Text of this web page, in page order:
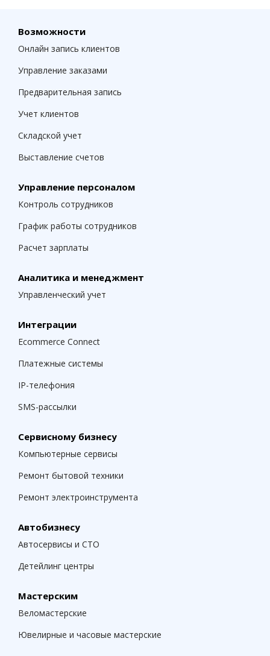
с момента его регистрации по реферальной ссылке.
App после регистрации.
Возможности
Онлайн запись клиентов
Управление заказами
Предварительная запись
Учет клиентов
Складской учет
Выставление счетов
Управление персоналом
Контроль сотрудников
График работы сотрудников
Расчет зарплаты
Аналитика и менеджмент
Управленческий учет
Интеграции
Ecommerce Connect
Платежные системы
IP-телефония
SMS-рассылки
Сервисному бизнесу
Компьютерные сервисы
Ремонт бытовой техники
Ремонт электроинструмента
Автобизнесу
Автосервисы и СТО
Детейлинг центры
Мастерским
Веломастерские
Ювелирные и часовые мастерские